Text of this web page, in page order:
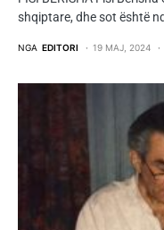
shqiptare, dhe sot është
NGA EDITORI 19 MAJ, 2024